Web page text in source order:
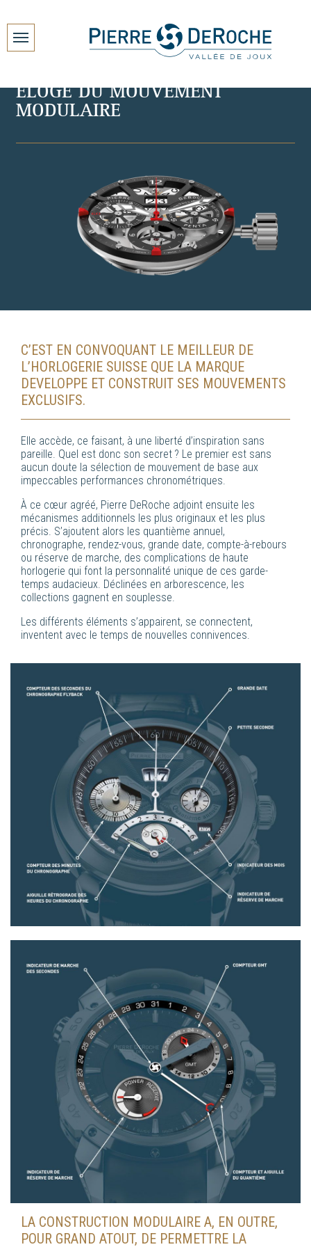
C’EST EN CONVOQUANT LE MEILLEUR DE
L’HORLOGERIE SUISSE QUE LA MARQUE
DEVELOPPE ET CONSTRUIT SES MOUVEMENTS
EXCLUSIFS.
Elle accède, ce faisant, à une liberté d’inspiration sans
pareille. Quel est donc son secret ? Le premier est sans
aucun doute la sélection de mouvement de base aux
impeccables performances chronométriques.
À ce cœur agréé, Pierre DeRoche adjoint ensuite les
mécanismes additionnels les plus originaux et les plus
précis. S’ajoutent alors les quantième annuel,
chronographe, rendez-vous, grande date, compte-à-rebours
ou réserve de marche, des complications de haute
horlogerie qui font la personnalité unique de ces garde-
temps audacieux. Déclinées en arborescence, les
collections gagnent en souplesse.
Les différents éléments s’appairent, se connectent,
inventent avec le temps de nouvelles connivences.
LA CONSTRUCTION MODULAIRE A, EN OUTRE,
POUR GRAND ATOUT, DE PERMETTRE LA